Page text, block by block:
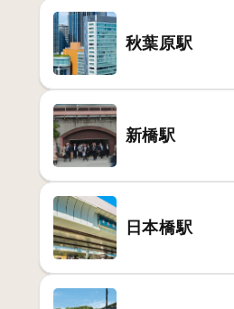
秋葉原駅
新橋駅
日本橋駅